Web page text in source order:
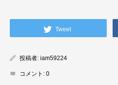
Tweet
投稿者: iam59224
コメント: 0